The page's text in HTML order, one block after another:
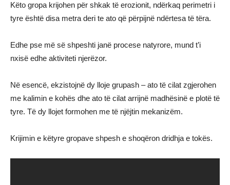
Këto gropa krijohen për shkak të erozionit, ndërkaq perimetri i
tyre është disa metra deri te ato që përpijnë ndërtesa të tëra.
Edhe pse më së shpeshti janë procese natyrore, mund t’i
nxisë edhe aktiviteti njerëzor.
Në esencë, ekzistojnë dy lloje grupash – ato të cilat zgjerohen
me kalimin e kohës dhe ato të cilat arrijnë madhësinë e plotë të
tyre. Të dy llojet formohen me të njëjtin mekanizëm.
Krijimin e këtyre gropave shpesh e shoqëron dridhja e tokës.